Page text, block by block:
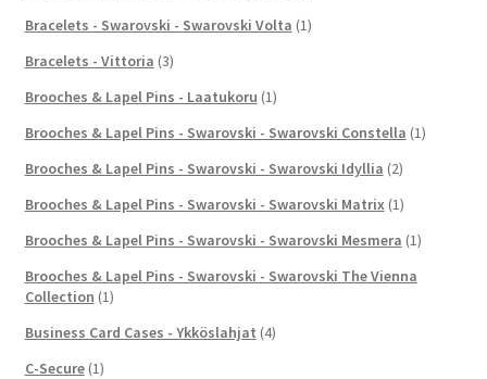
Bracelets - Swarovski - Swarovski Volta (1)
Bracelets - Vittoria (3)
Brooches & Lapel Pins - Laatukoru (1)
Brooches & Lapel Pins - Swarovski - Swarovski Constella (1)
Brooches & Lapel Pins - Swarovski - Swarovski Idyllia (2)
Brooches & Lapel Pins - Swarovski - Swarovski Matrix (1)
Brooches & Lapel Pins - Swarovski - Swarovski Mesmera (1)
Brooches & Lapel Pins - Swarovski - Swarovski The Vienna
Collection (1)
Business Card Cases - Ykköslahjat (4)
C-Secure (1)